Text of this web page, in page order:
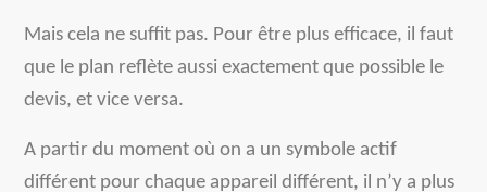
Mais cela ne suffit pas. Pour être plus efficace, il faut
que le plan reflète aussi exactement que possible le
devis, et vice versa.
A partir du moment où on a un symbole actif
différent pour chaque appareil différent, il n’y a plus